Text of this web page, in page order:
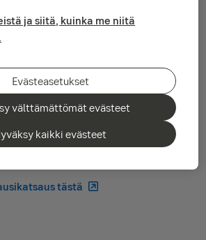
tilastot olivat syyskuussa vahvoja,
olevan ripeässä vireessä.
kutakuinkin ennallaan. Kiinan tilastot
ja huolet maan talouskasvun
kun teollisuustuotanto kasvoi
(6,9 %) ja hitainta tahtia viiteen
kehittyvissä maissa ei nähty isoja
on ollut viime aikoina otsikoissa,
tästä
ja siitä, kuinka me niitä
Evästeasetukset
välttämättömät evästeet
kaikki evästeet